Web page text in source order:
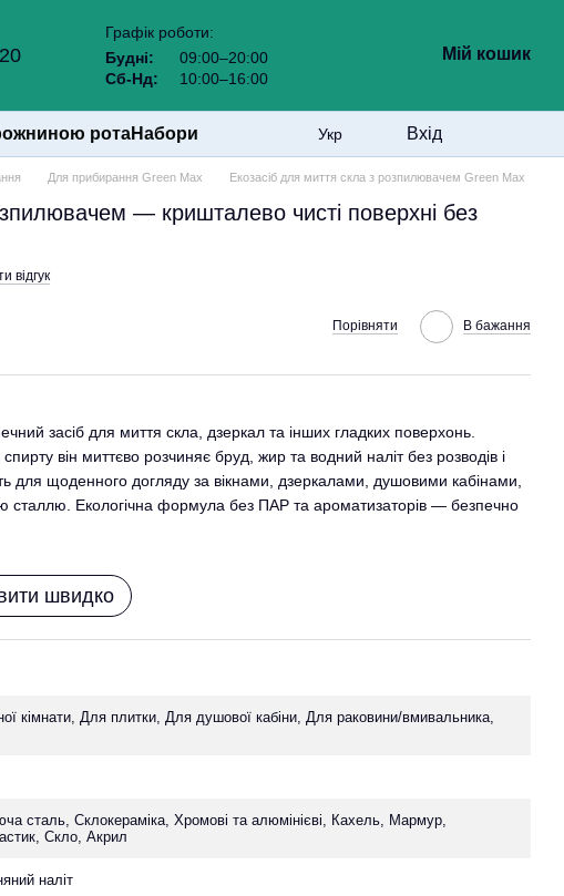
Графік роботи:
Будні:
09:00–20:00
Сб-Нд:
10:00–16:00
Мій кошик
ротаНабори Укр Вхід
Для прибирання Green Max Екозасіб для миття скла з розпилювачем Green Max
— кришталево чисті поверхні без
відгук
Порівняти В бажання
засіб для миття скла, дзеркал та інших гладких поверхонь.
він миттєво розчиняє бруд, жир та водний наліт без розводів і
для щоденного догляду за вікнами, дзеркалами, душовими кабінами,
сталлю. Екологічна формула без ПАР та ароматизаторів — безпечно
швидко
кімнати, Для плитки, Для душової кабіни, Для раковини/вмивальника,
сталь, Склокераміка, Хромові та алюмінієві, Кахель, Мармур,
Скло, Акрил
наліт